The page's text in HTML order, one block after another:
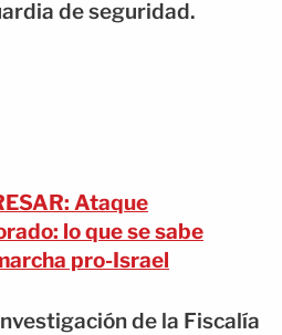
de seguridad.
Ataque
lo que se sabe
pro-Israel
de la Fiscalía